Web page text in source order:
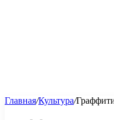
Главная/Культура/